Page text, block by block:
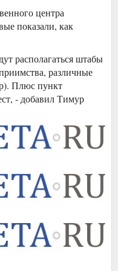
центра
показали, как
располагаться штабы
различные
Плюс пункт
- добавил Тимур